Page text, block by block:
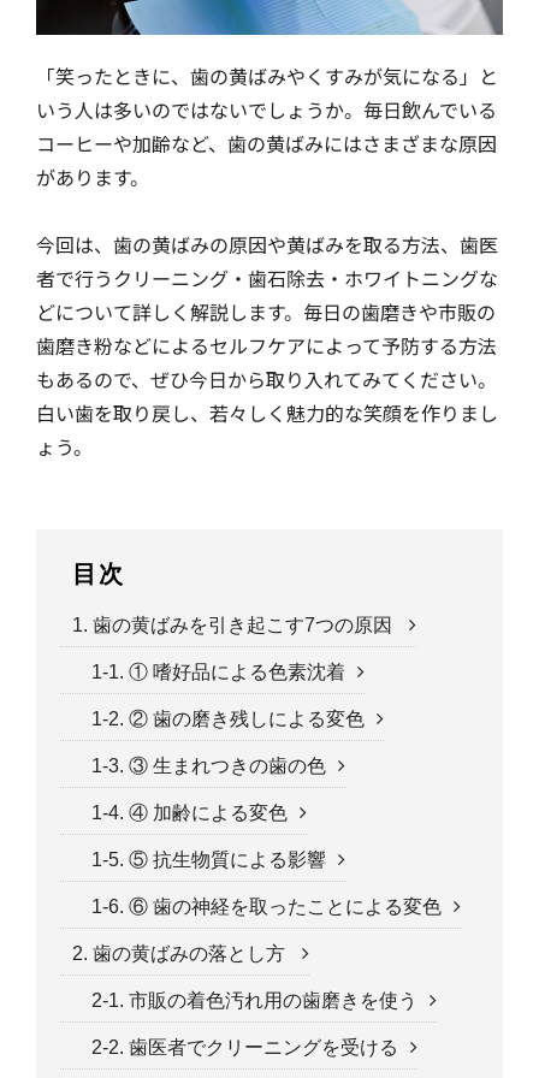
「笑ったときに、歯の黄ばみやくすみが気になる」と
いう人は多いのではないでしょうか。毎日飲んでいる
コーヒーや加齢など、歯の黄ばみにはさまざまな原因
があります。
今回は、歯の黄ばみの原因や黄ばみを取る方法、歯医
者で行うクリーニング・歯石除去・ホワイトニングな
どについて詳しく解説します。毎日の歯磨きや市販の
歯磨き粉などによるセルフケアによって予防する方法
もあるので、ぜひ今日から取り入れてみてください。
白い歯を取り戻し、若々しく魅力的な笑顔を作りまし
ょう。
目次
1. 歯の黄ばみを引き起こす7つの原因
1-1. ① 嗜好品による色素沈着
1-2. ② 歯の磨き残しによる変色
1-3. ③ 生まれつきの歯の色
1-4. ④ 加齢による変色
1-5. ⑤ 抗生物質による影響
1-6. ⑥ 歯の神経を取ったことによる変色
2. 歯の黄ばみの落とし方
2-1. 市販の着色汚れ用の歯磨きを使う
2-2. 歯医者でクリーニングを受ける